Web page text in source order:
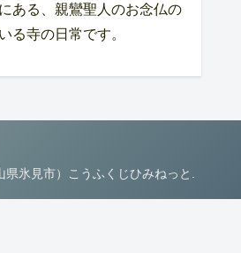
ある、親鸞聖人のお念仏の
る寺の日常です。
氷見市）こうふくじひみねっと.